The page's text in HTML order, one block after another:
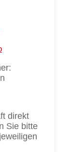
direkt
Sie bitte